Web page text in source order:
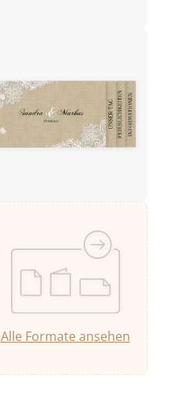
Alle Formate ansehen